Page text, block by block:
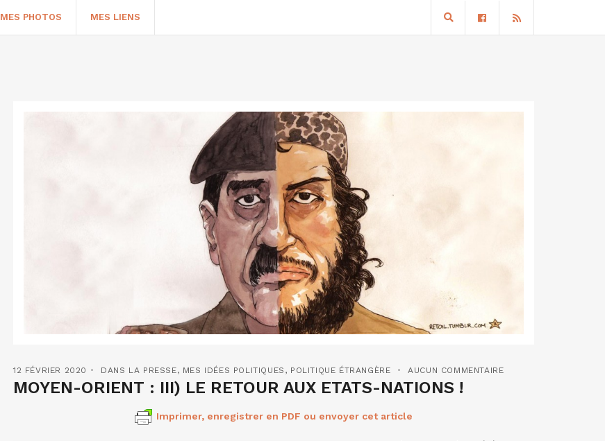
MES PHOTOS MES LIENS
12 FÉVRIER 2020 DANS LA PRESSE, MES IDÉES POLITIQUES , POLITIQUE ÉTRANGÈRE AUCUN COMMENTAIRE
MOYEN-ORIENT : III) LE RETOUR AUX ETATS-NATIONS !
Imprimer, enregistrer en PDF ou envoyer cet article